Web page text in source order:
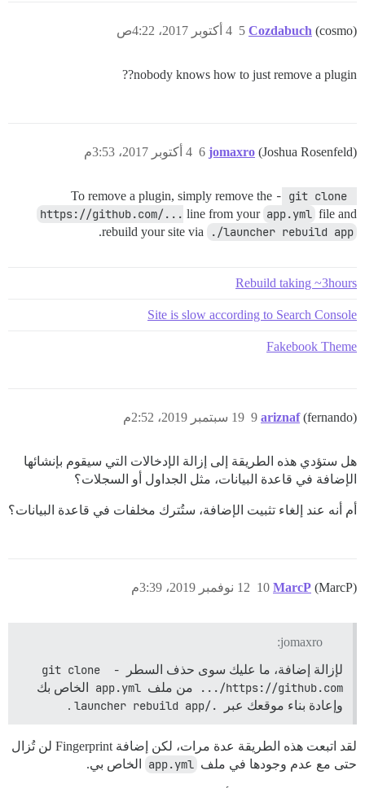
Cozdabuch (cosmo) 4 أكتوبر 2017، 4:22ص 5
nobody knows how to just remove a plugin??
jomaxro (Joshua Rosenfeld) 4 أكتوبر 2017، 3:53م 6
To remove a plugin, simply remove the - git clone
https://github.com/... line from your app.yml file and
rebuild your site via
./launcher rebuild app
.
Rebuild taking ~3hours
Site is slow according to Search Console
Fakebook Theme
ariznaf (fernando) 19 سبتمبر 2019، 2:52م 9
هل ستؤدي هذه الطريقة إلى إزالة الإدخالات التي سيقوم بإنشائها
الإضافة في قاعدة البيانات، مثل الجداول أو السجلات؟
أم أنه عند إلغاء تثبيت الإضافة، ستُترك مخلفات في قاعدة البيانات؟
MarcP (MarcP) 12 نوفمبر 2019، 3:39م 10
jomaxro:
لإزالة إضافة، ما عليك سوى حذف السطر
- git clone
https://github.com/...
من ملف app.yml
الخاص بك
وإعادة بناء موقعك عبر
./launcher rebuild app
.
لقد اتبعت هذه الطريقة عدة مرات، لكن إضافة Fingerprint لن تُزال
حتى مع عدم وجودها في ملف app.yml الخاص بي.